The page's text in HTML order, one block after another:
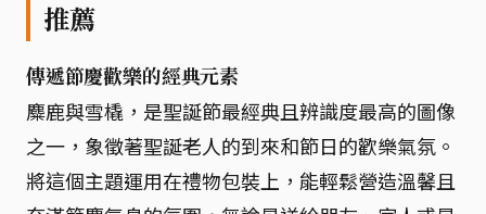
推薦
傳遞節慶歡樂的經典元素
麋鹿與雪橇，是聖誕節最經典且辨識度最高的圖像
之一，象徵著聖誕老人的到來和節日的歡樂氣氛。
將這個主題運用在禮物包裝上，能輕鬆營造溫馨且